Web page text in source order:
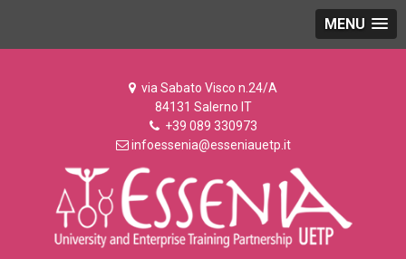
MENU
via Sabato Visco n.24/A
84131 Salerno IT
+39 089 330973
infoessenia@esseniauetp.it